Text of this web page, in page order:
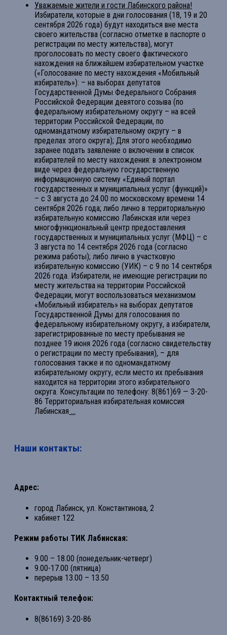
Уважаемые жители и гости Лабинского района!
Избиратели, которые в дни голосования (18, 19 и 20
сентября 2026 года) будут находиться вне места
своего жительства (согласно отметке в паспорте о
регистрации по месту жительства), могут
проголосовать по месту своего фактического
нахождения на ближайшем избирательном участке
(«Голосование по месту нахождения «Мобильный
избиратель»): – на выборах депутатов
Государственной Думы Федерального Собрания
Российской Федерации девятого созыва (по
федеральному избирательному округу – на всей
территории Российской Федерации, по
одномандатному избирательному округу – в
пределах этого округа); Для этого необходимо
заранее подать заявление о включении в список
избирателей по месту нахождения: в электронном
виде через федеральную государственную
информационную систему «Единый портал
государственных и муниципальных услуг (функций)»
– с 3 августа до 24.00 по московскому времени 14
сентября 2026 года; либо лично в территориальную
избирательную комиссию Лабинская или через
многофункциональный центр предоставления
государственных и муниципальных услуг (МФЦ) – с
3 августа по 14 сентября 2026 года (согласно
режима работы); либо лично в участковую
избирательную комиссию (УИК) – с 9 по 14 сентября
2026 года. Избиратели, не имеющие регистрации по
месту жительства на территории Российской
Федерации, могут воспользоваться механизмом
«Мобильный избиратель» на выборах депутатов
Государственной Думы для голосования по
федеральному избирательному округу, а избиратели,
зарегистрированные по месту пребывания не
позднее 19 июня 2026 года (согласно свидетельству
о регистрации по месту пребывания), – для
голосования также и по одномандатному
избирательному округу, если место их пребывания
находится на территории этого избирательного
округа. Консультации по телефону: 8(861)69 — 3-20-
86 Территориальная избирательная комиссия
Лабинская ...
Наши контакты:
Адрес:
город Лабинск, ул. Константинова, 2
кабинет 122
Режим работы ТИК Лабинская:
9.00 – 18.00 (понедельник-четверг)
9.00-17.00 (пятница)
перерыв 13.00 – 13.50
Контактный телефон:
8(86169) 3-20-86